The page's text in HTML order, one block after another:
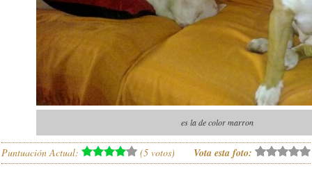
es la de color marron
Puntuación Actual: (5 votos) Vota esta foto: